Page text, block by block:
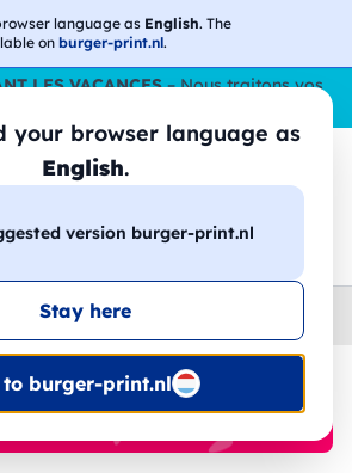
language as English. The
on burger-print.nl.
your browser language as
English.
version burger-print.nl
Stay here
to burger-print.nl
LES VACANCES– Nous traitons vos
parmi les produits
femme
à -30 %